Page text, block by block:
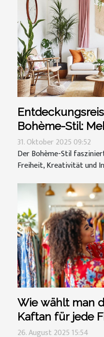
Bohème-Stil:
Kleidung?
31. Oktober 2025 09:52
Der Bohème-Stil
Freiheit, Kreativität und
Wie wählt man
Kaftan für jede
26. August 2025 15:54